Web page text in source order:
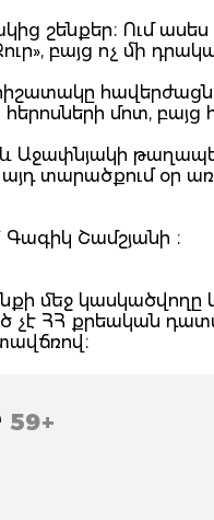
շենքեր։ Ում
բայց ոչ մի
մոտ, բայց
տարածքում օր
Գագիկ Շամշյանի ։
մեջ
չէ ՀՀ քրեական
59+